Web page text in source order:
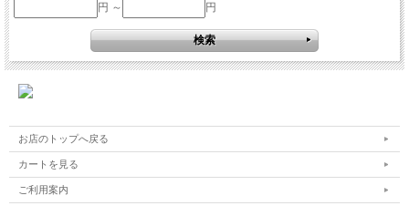
円 ～
円
お店のトップへ戻る
カートを見る
ご利用案内